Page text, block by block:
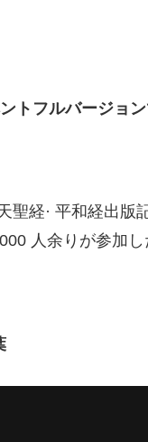
トフルバージョ
聖経· 平和経出
人余りが参加し